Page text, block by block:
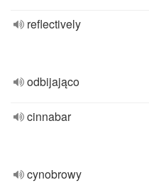
reflectively
odbijająco
cinnabar
cynobrowy